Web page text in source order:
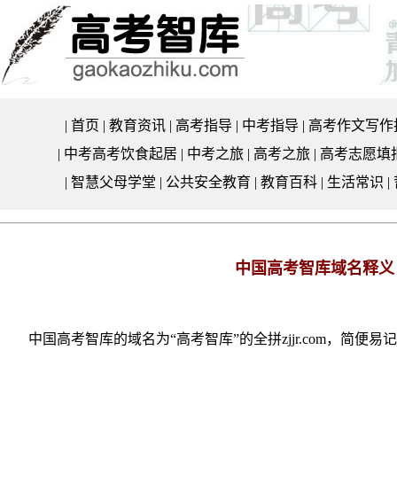
|首页 |教育资讯 | 高考指导 | 中考指导 | 高考作文写作
| 中考高考饮食起居 | 中考之旅 | 高考之旅 | 高考志愿填
|智慧父母学堂 | 公共安全教育 |教育百科 | 生活常识 |
中国高考智库域名释义
中国高考智库的域名为“高考智库”的全拼zjjr.com，简便易